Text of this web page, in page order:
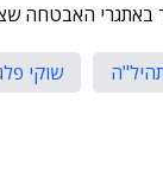
באתגרי האבטחה
שוקי